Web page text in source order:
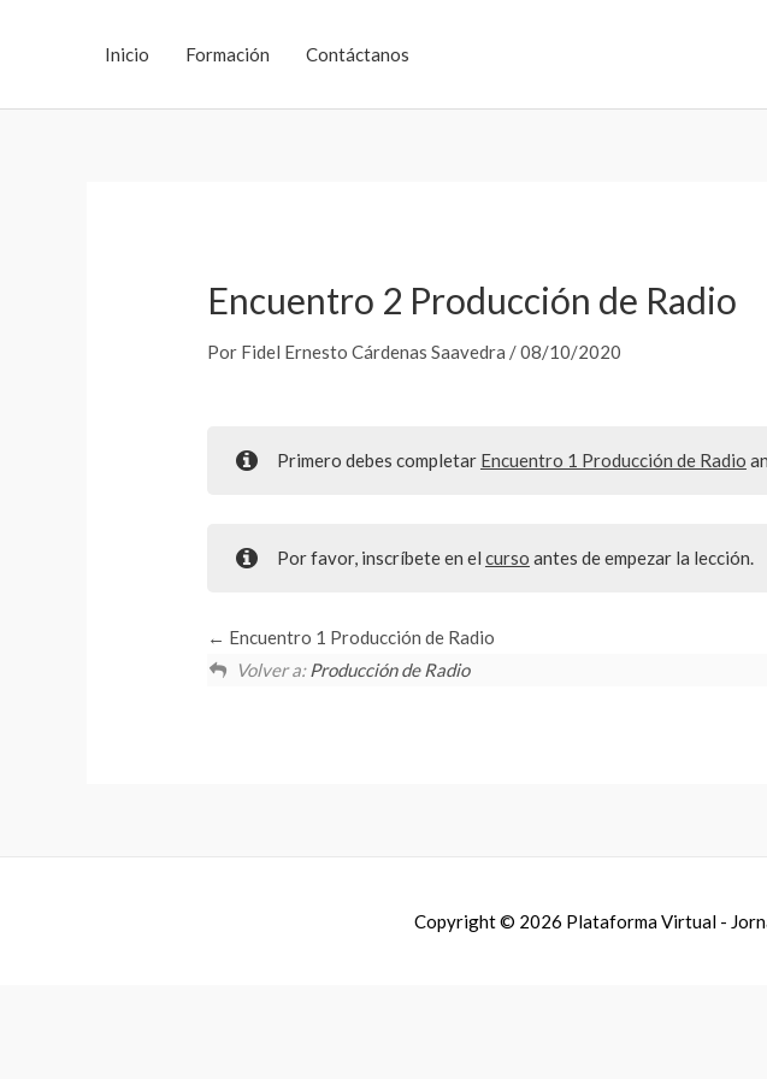
Inicio Formación Contáctanos
Encuentro 2 Producción de Radio
Por Fidel Ernesto Cárdenas Saavedra /08/10/2020
Primero debes completar Encuentro 1 Producción de Radio
Por favor, inscríbete en el curso antes de empezar la lección.
Encuentro 1 Producción de Radio
Volver a:Producción de Radio
Copyright © 2026 Plataforma Virtual -